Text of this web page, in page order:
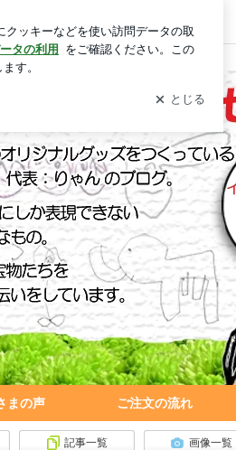
記事一覧 画像一覧
まの声 ご注文の流れ